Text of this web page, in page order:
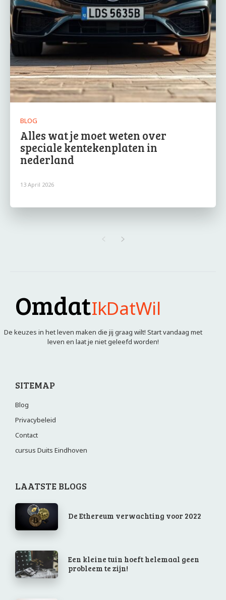
BLOG
Alles wat je moet weten over
speciale kentekenplaten in
nederland
13 April 2026
OmdatIkDatWil
De keuzes in het leven maken die jij graag wilt! Start vandaag met
leven en laat je niet geleefd worden!
SITEMAP
Blog
Privacybeleid
Contact
cursus Duits Eindhoven
LAATSTE BLOGS
De Ethereum verwachting voor 2022
Een kleine tuin hoeft helemaal geen
probleem te zijn!